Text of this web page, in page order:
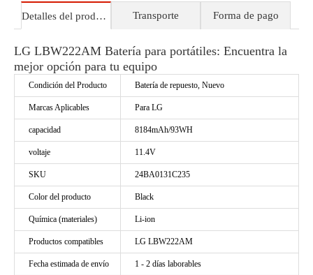
Detalles del producto Transporte Forma de pago
LG LBW222AM Batería para portátiles: Encuentra la
mejor opción para tu equipo
Condición del Producto Batería de repuesto, Nuevo
Marcas Aplicables Para LG
capacidad 8184mAh/93WH
voltaje 11.4V
SKU 24BA0131C235
Color del producto Black
Química (materiales) Li-ion
Productos compatibles LG LBW222AM
Fecha estimada de envío 1 - 2 días laborables